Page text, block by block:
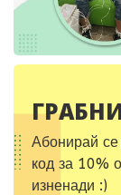
Абонирай
код за 10%
изненади :)